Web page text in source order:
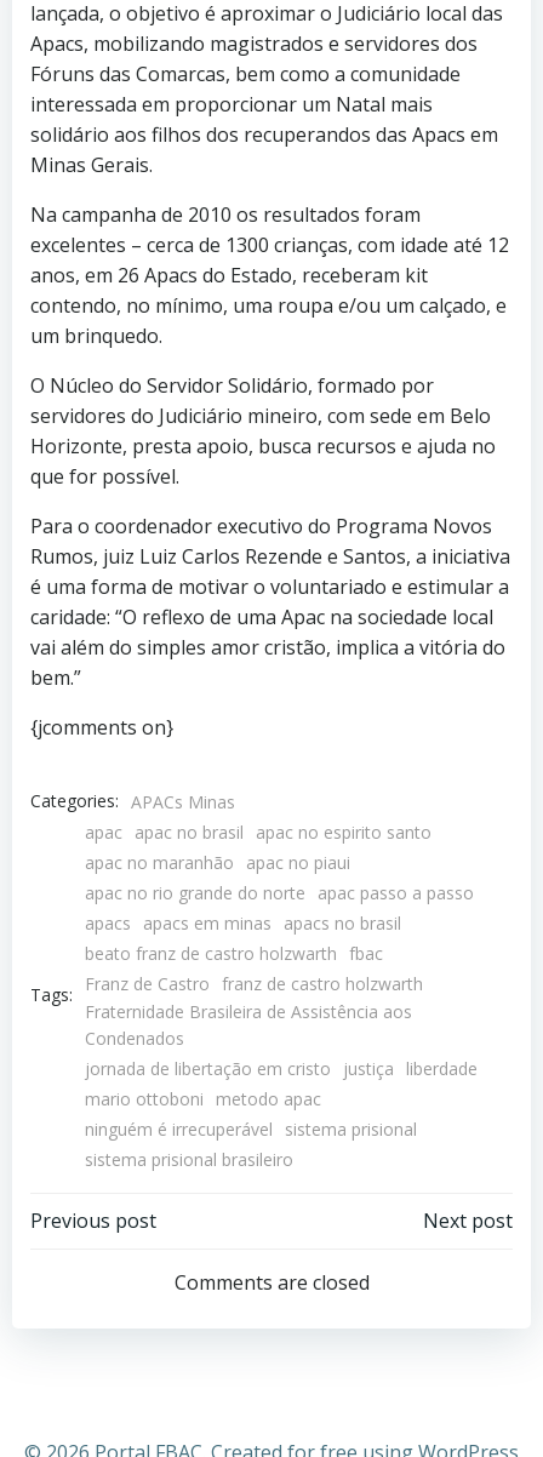
lançada, o objetivo é aproximar o Judiciário local das
Apacs, mobilizando magistrados e servidores dos
Fóruns das Comarcas, bem como a comunidade
interessada em proporcionar um Natal mais
solidário aos filhos dos recuperandos das Apacs em
Minas Gerais.
Na campanha de 2010 os resultados foram
excelentes – cerca de 1300 crianças, com idade até 12
anos, em 26 Apacs do Estado, receberam kit
contendo, no mínimo, uma roupa e/ou um calçado, e
um brinquedo.
O Núcleo do Servidor Solidário, formado por
servidores do Judiciário mineiro, com sede em Belo
Horizonte, presta apoio, busca recursos e ajuda no
que for possível.
Para o coordenador executivo do Programa Novos
Rumos, juiz Luiz Carlos Rezende e Santos, a iniciativa
é uma forma de motivar o voluntariado e estimular a
caridade: “O reflexo de uma Apac na sociedade local
vai além do simples amor cristão, implica a vitória do
bem.”
{jcomments on}
Categories: APACs Minas
Tags:
apac apac no brasil
apac no espirito santo
apac no maranhão
apac no piaui
apac no rio grande do norte
apac passo a passo
apacs
apacs em minas
apacs no brasil
beato franz de castro holzwarth fbac
Franz de Castro franz de castro holzwarth
Fraternidade Brasileira de Assistência aos
Condenados
jornada de libertação em cristo
justiça
liberdade
mario ottoboni
metodo apac
ninguém é irrecuperável
sistema prisional
sistema prisional brasileiro
Previous post Next post
Comments are closed